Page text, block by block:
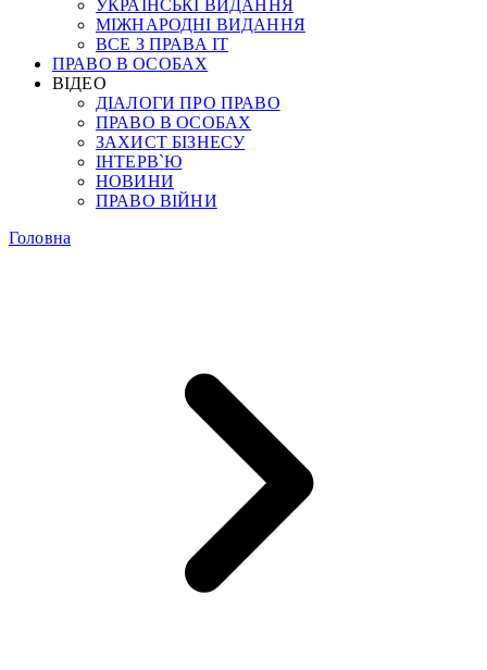
УКРАЇНСЬКІ ВИДАННЯ
МІЖНАРОДНІ ВИДАННЯ
ВСЕ З ПРАВА ІТ
ПРАВО В ОСОБАХ
ВІДЕО
ДІАЛОГИ ПРО ПРАВО
ПРАВО В ОСОБАХ
ЗАХИСТ БІЗНЕСУ
ІНТЕРВ`Ю
НОВИНИ
ПРАВО ВІЙНИ
Головна